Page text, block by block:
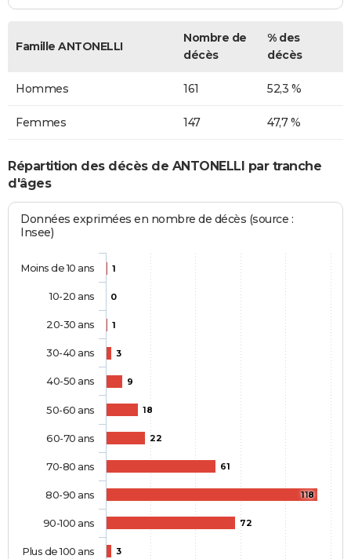
Famille ANTONELLI
Nombre de
décès
% des
décès
Hommes 161 52,3 %
Femmes 147 47,7 %
Répartition des décès de ANTONELLI par tranche
d'âges
Données exprimées en nombre de décès (source :
Insee)
1
0
1
3
9
18
22
61
118
72
3
Moins de 10 ans
10-20 ans
20-30 ans
30-40 ans
40-50 ans
50-60 ans
60-70 ans
70-80 ans
80-90 ans
90-100 ans
Plus de 100 ans